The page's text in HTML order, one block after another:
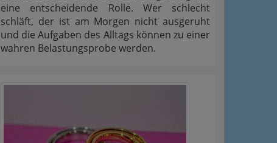
eine entscheidende Rolle. Wer schlecht
schläft, der ist am Morgen nicht ausgeruht
und die Aufgaben des Alltags können zu einer
wahren Belastungsprobe werden.